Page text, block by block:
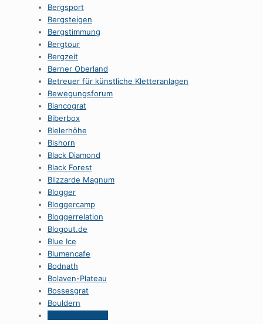
Bergsport
Bergsteigen
Bergstimmung
Bergtour
Bergzeit
Berner Oberland
Betreuer für künstliche Kletteranlagen
Bewegungsforum
Biancograt
Biberbox
Bielerhöhe
Bishorn
Black Diamond
Black Forest
Blizzarde Magnum
Blogger
Bloggercamp
Bloggerrelation
Blogout.de
Blue Ice
Blumencafe
Bodnath
Bolaven-Plateau
Bossesgrat
Bouldern